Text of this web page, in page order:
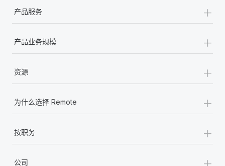
产品服务 +
产品业务规模 +
资源 +
为什么选择 Remote +
按职务 +
公司